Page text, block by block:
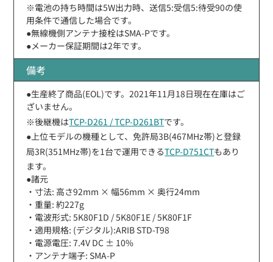
※電池の持ち時間は5W出力時、送信5:受信5:待受90の使
用条件で通信した場合です。
●無線機側アンテナ接栓はSMA-Pです。
●メーカー保証期間は2年です。
備考
●生産終了商品(EOL)です。2021年11月18日現在在庫はご
ざいません。
※後継機はTCP-D261 / TCP-D261BTです。
●上位モデルの機種として、免許局3B(467MHz帯)と登録
局3R(351MHz帯)を1台で運用できるTCP-D751CTもあり
ます。
●諸元
・寸法: 高さ92mm × 幅56mm × 奥行24mm
・重量: 約227g
・電波形式: 5K80F1D / 5K80F1E / 5K80F1F
・適用規格: (デジタル):ARIB STD-T98
・電源電圧: 7.4V DC ± 10%
・アンテナ端子: SMA-P